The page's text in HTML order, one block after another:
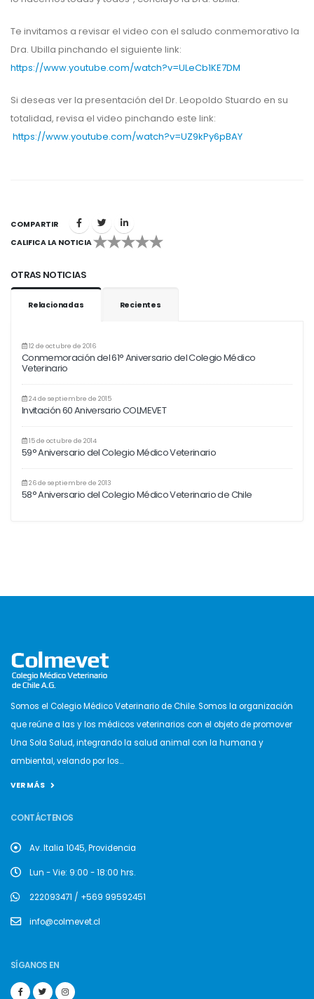
Te invitamos a revisar el video con el saludo conmemorativo la
Dra. Ubilla pinchando el siguiente link:
https://www.youtube.com/watch?v=ULeCb1KE7DM
Si deseas ver la presentación del Dr. Leopoldo Stuardo en su
totalidad, revisa el video pinchando este link:
https://www.youtube.com/watch?v=UZ9kPy6pBAY
COMPARTIR
CALIFICA LA NOTICIA
1 2 3 4 5
OTRAS NOTICIAS
Relacionadas Recientes
12 de octubre de 2016
Conmemoración del 61° Aniversario del Colegio Médico
Veterinario
24 de septiembre de 2015
Invitación 60 Aniversario COLMEVET
15 de octubre de 2014
59° Aniversario del Colegio Médico Veterinario
26 de septiembre de 2013
58° Aniversario del Colegio Médico Veterinario de Chile
Somos el Colegio Médico Veterinario de Chile. Somos la organización
que reúne a las y los médicos veterinarios con el objeto de promover
Una Sola Salud, integrando la salud animal con la humana y
ambiental, velando por los...
VER MÁS
CONTÁCTENOS
Av. Italia 1045, Providencia
Lun - Vie: 9:00 - 18:00 hrs.
222093471 / +569 99592451
info@colmevet.cl
SÍGANOS EN